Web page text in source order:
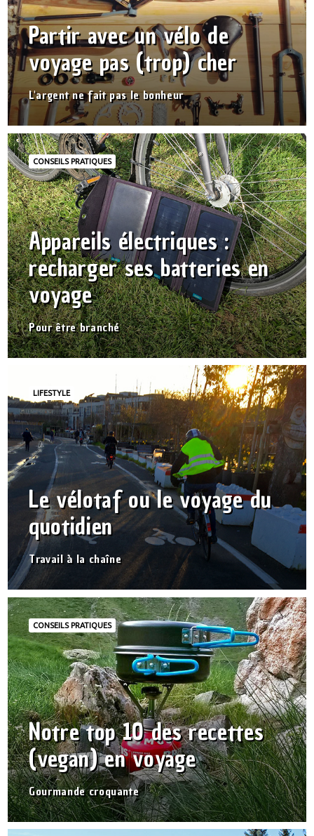
Partir avec un vélo de
voyage pas (trop) cher
L'argent ne fait pas le bonheur
CONSEILS PRATIQUES
Appareils électriques :
recharger ses batteries en
voyage
Pour être branché
LIFESTYLE
Le vélotaf ou le voyage du
quotidien
Travail à la chaîne
CONSEILS PRATIQUES
Notre top 10 des recettes
(vegan) en voyage
Gourmande croquante